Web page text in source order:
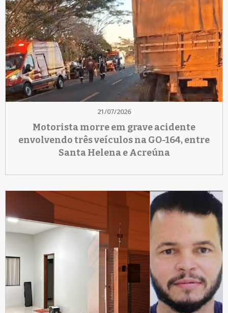
21/07/2026
Motorista morre em grave acidente
envolvendo três veículos na GO-164, entre
Santa Helena e Acreúna